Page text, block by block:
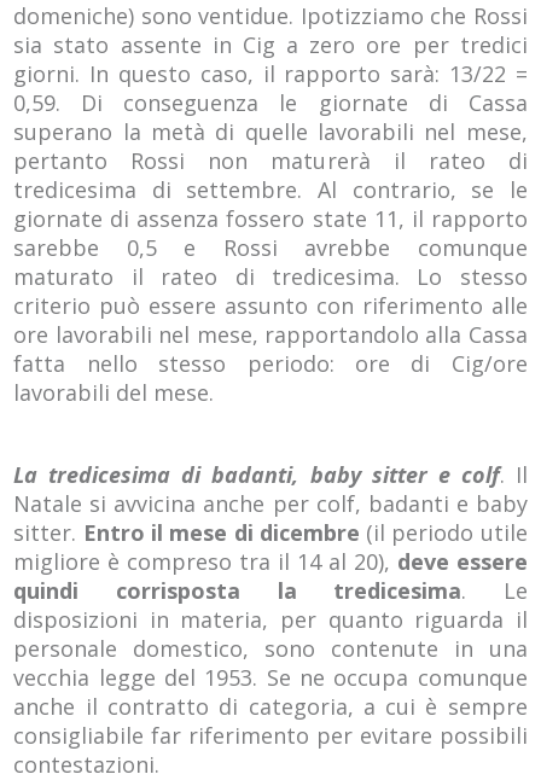
domeniche) sono ventidue. Ipotizziamo che Rossi
sia stato assente in Cig a zero ore per tredici
giorni. In questo caso, il rapporto sarà: 13/22 =
0,59. Di conseguenza le giornate di Cassa
superano la metà di quelle lavorabili nel mese,
pertanto Rossi non maturerà il rateo di
tredicesima di settembre. Al contrario, se le
giornate di assenza fossero state 11, il rapporto
sarebbe 0,5 e Rossi avrebbe comunque
maturato il rateo di tredicesima. Lo stesso
criterio può essere assunto con riferimento alle
ore lavorabili nel mese, rapportandolo alla Cassa
fatta nello stesso periodo: ore di Cig/ore
lavorabili del mese.
La tredicesima di badanti, baby sitter e colf. Il
Natale si avvicina anche per colf, badanti e baby
sitter. Entro il mese di dicembre (il periodo utile
migliore è compreso tra il 14 al 20), deve essere
quindi corrisposta la tredicesima. Le
disposizioni in materia, per quanto riguarda il
personale domestico, sono contenute in una
vecchia legge del 1953. Se ne occupa comunque
anche il contratto di categoria, a cui è sempre
consigliabile far riferimento per evitare possibili
contestazioni.